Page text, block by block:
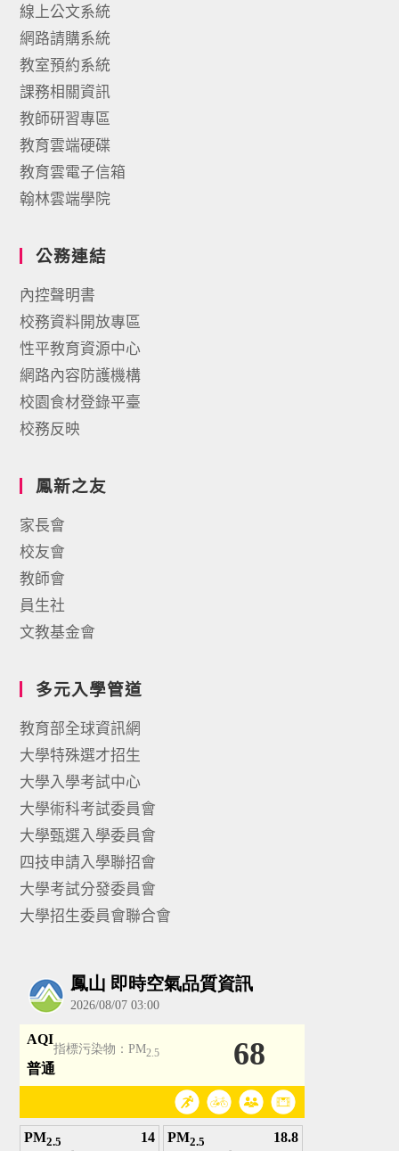
線上公文系統
網路請購系統
教室預約系統
課務相關資訊
教師研習專區
教育雲端硬碟
教育雲電子信箱
翰林雲端學院
公務連結
內控聲明書
校務資料開放專區
性平教育資源中心
網路內容防護機構
校園食材登錄平臺
校務反映
鳳新之友
家長會
校友會
教師會
員生社
文教基金會
多元入學管道
教育部全球資訊網
大學特殊選才招生
大學入學考試中心
大學術科考試委員會
大學甄選入學委員會
四技申請入學聯招會
大學考試分發委員會
大學招生委員會聯合會